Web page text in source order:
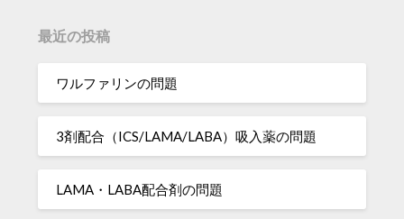
最近の投稿
ワルファリンの問題
3剤配合（ICS/LAMA/LABA）吸入薬の問題
LAMA・LABA配合剤の問題